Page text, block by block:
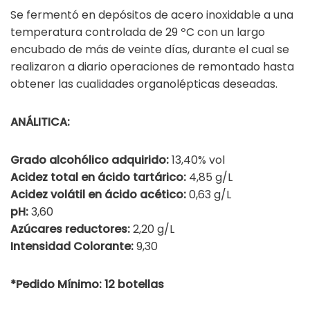
Se fermentó en depósitos de acero inoxidable a una
temperatura controlada de 29 ºC con un largo
encubado de más de veinte días, durante el cual se
realizaron a diario operaciones de remontado hasta
obtener las cualidades organolépticas deseadas.
ANÁLITICA:
Grado alcohólico adquirido:13,40% vol
Acidez total en ácido tartárico: 4,85 g/L
Acidez volátil en ácido acético:0,63 g/L
pH:3,60
Azúcares reductores:2,20 g/L
Intensidad Colorante:9,30
*Pedido Mínimo: 12 botellas